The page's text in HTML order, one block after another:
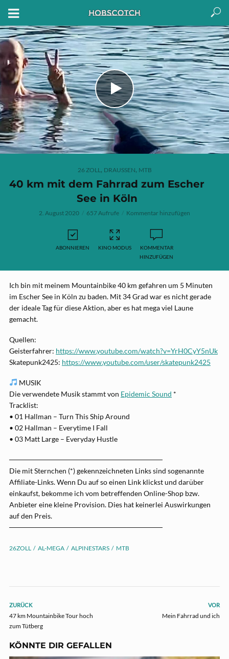
26 ZOLL, DRAUSSEN, MTB
40 km mit dem Fahrrad zum Escher
See in Köln
2. August 2020 657 Aufrufe Kommentar hinzufügen
ABONNIEREN KINO MODUS
KOMMENTAR
HINZUFÜGEN
Ich bin mit meinem Mountainbike 40 km gefahren um 5 Minuten
im Escher See in Köln zu baden. Mit 34 Grad war es nicht gerade
der ideale Tag für diese Aktion, aber es hat mega viel Laune
gemacht.
Quellen:
Geisterfahrer: https://www.youtube.com/watch?v=YrH0CyY5nUk
Skatepunk2425: https://www.youtube.com/user/skatepunk2425
MUSIK
Die verwendete Musik stammt von Epidemic Sound *
Tracklist:
• 01 Hallman – Turn This Ship Around
• 02 Hallman – Everytime I Fall
• 03 Matt Large – Everyday Hustle
──────────────────────────────
Die mit Sternchen (*) gekennzeichneten Links sind sogenannte
Affiliate-Links. Wenn Du auf so einen Link klickst und darüber
einkaufst, bekomme ich vom betreffenden Online-Shop bzw.
Anbieter eine kleine Provision. Dies hat keinerlei Auswirkungen
auf den Preis.
──────────────────────────────
26ZOLL AL-MEGA ALPINESTARS MTB
ZURÜCK
47 km Mountainbike Tour hoch
zum Tütberg
VOR
Mein Fahrrad und ich
KÖNNTE DIR GEFALLEN